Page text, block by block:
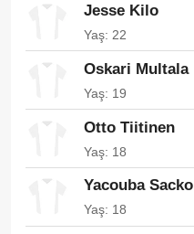
Jesse Kilo
Yaş: 22
Oskari Multala
Yaş: 19
Otto Tiitinen
Yaş: 18
Yacouba Sacko
Yaş: 18